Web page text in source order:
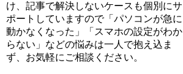
け、記事で解決しないケースも個別にサ
ポートしていますので「パソコンが急に
動かなくなった」「スマホの設定がわか
らない」などの悩みは一人で抱え込ま
ず、お気軽にご相談ください。